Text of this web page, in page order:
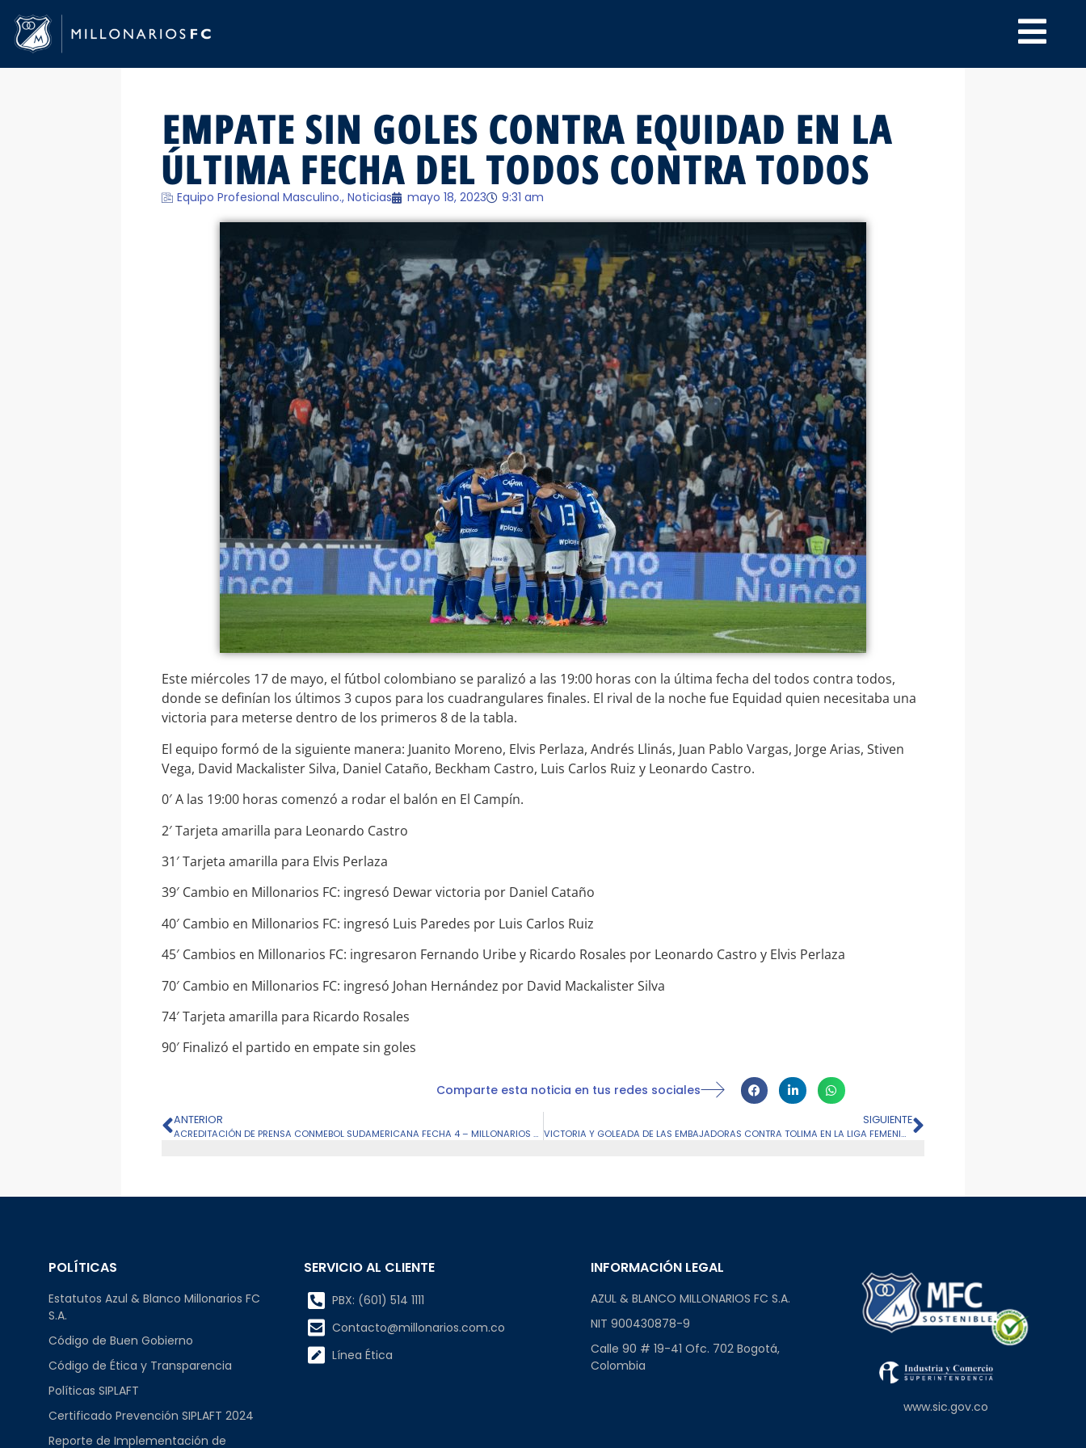
EMPATE SIN GOLES CONTRA EQUIDAD EN LA
ÚLTIMA FECHA DEL TODOS CONTRA TODOS
Equipo Profesional Masculino., Noticias mayo 18, 2023 9:31 am
Este miércoles 17 de mayo, el fútbol colombiano se paralizó a las 19:00 horas con la última fecha del todos contra todos,
donde se definían los últimos 3 cupos para los cuadrangulares finales. El rival de la noche fue Equidad quien necesitaba una
victoria para meterse dentro de los primeros 8 de la tabla.
El equipo formó de la siguiente manera: Juanito Moreno, Elvis Perlaza, Andrés Llinás, Juan Pablo Vargas, Jorge Arias, Stiven
Vega, David Mackalister Silva, Daniel Cataño, Beckham Castro, Luis Carlos Ruiz y Leonardo Castro.
0′ A las 19:00 horas comenzó a rodar el balón en El Campín.
2′ Tarjeta amarilla para Leonardo Castro
31′ Tarjeta amarilla para Elvis Perlaza
39′ Cambio en Millonarios FC: ingresó Dewar victoria por Daniel Cataño
40′ Cambio en Millonarios FC: ingresó Luis Paredes por Luis Carlos Ruiz
45′ Cambios en Millonarios FC: ingresaron Fernando Uribe y Ricardo Rosales por Leonardo Castro y Elvis Perlaza
70′ Cambio en Millonarios FC: ingresó Johan Hernández por David Mackalister Silva
74′ Tarjeta amarilla para Ricardo Rosales
90′ Finalizó el partido en empate sin goles
Comparte esta noticia en tus redes sociales
ANTERIOR
ACREDITACIÓN DE PRENSA CONMEBOL SUDAMERICANA FECHA 4 – MILLONARIOS FC VS PEÑAROL
SIGUIENTE
VICTORIA Y GOLEADA DE LAS EMBAJADORAS CONTRA TOLIMA EN LA LIGA FEMENINA
POLÍTICAS
Estatutos Azul & Blanco Millonarios FC
S.A.
Código de Buen Gobierno
Código de Ética y Transparencia
Políticas SIPLAFT
Certificado Prevención SIPLAFT 2024
Reporte de Implementación de
SERVICIO AL CLIENTE
PBX: (601) 514 1111
Contacto@millonarios.com.co
Línea Ética
INFORMACIÓN LEGAL
AZUL & BLANCO MILLONARIOS FC S.A.
NIT 900430878-9
Calle 90 # 19-41 Ofc. 702 Bogotá,
Colombia
www.sic.gov.co